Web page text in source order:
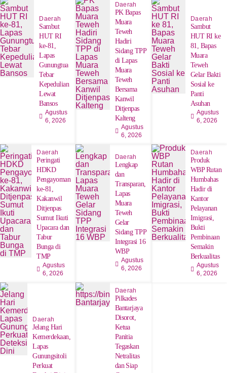
Daerah
Sambut
HUT RI
ke-81,
Lapas
Gunungtua
Tebar
Kepedulian
Lewat
Bansos
Agustus
6, 2026
Daerah
‎PK Bapas
Muara
Teweh
Hadiri
Sidang TPP
di Lapas
Muara
Teweh
Bersama
Kanwil
Ditjenpas
Kalteng
Agustus
6, 2026
Daerah
‎Sambut
HUT RI ke
81, Bapas
Muara
Teweh
Gelar Bakti
Sosial ke
Panti
Asuhan
Agustus
6, 2026
Daerah
Peringati
HDKD
Pengayoman
ke-81,
Kakanwil
Ditjenpas
Sumut Ikuti
Upacara dan
Tabur
Bunga di
TMP
Agustus
6, 2026
Daerah
Lengkap
dan
Transparan,
Lapas
Muara
Teweh
Gelar
Sidang TPP
Integrasi 16
WBP
Agustus
6, 2026
Daerah
Produk
WBP Rutan
Humbahas
Hadir di
Kantor
Pelayanan
Imigrasi,
Bukti
Pembinaan
Semakin
Berkualitas
Agustus
6, 2026
Daerah
Jelang Hari
Kemerdekaan,
Lapas
Gunungsitoli
Perkuat
Daerah
Pilkades
Bantarjaya
Disorot,
Ketua
Panitia
Tegaskan
Netralitas
dan Siap